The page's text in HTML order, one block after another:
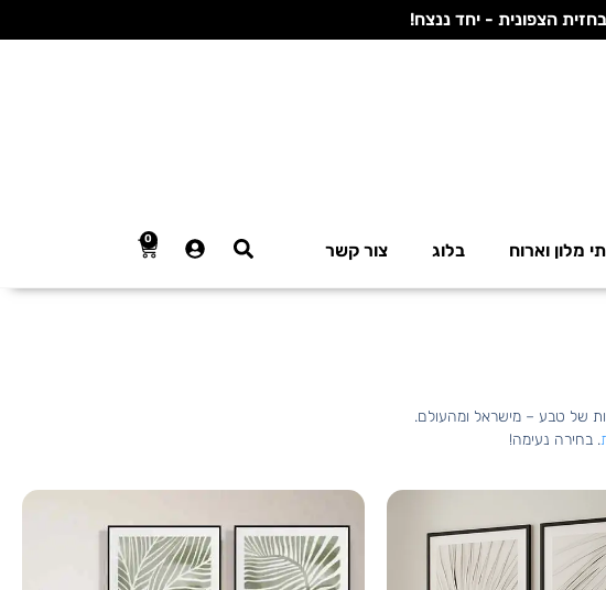
מלון וארוח בלוג צור קשר
0
של טבע – מישראל ומהעולם.
. בחירה נעימה!